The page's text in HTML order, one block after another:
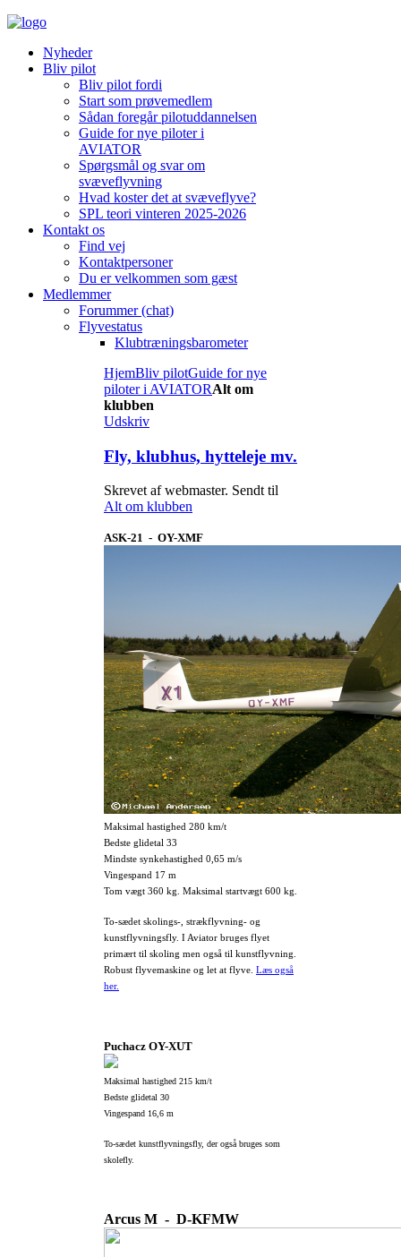
Nyheder
Bliv pilot
Bliv pilot fordi
Start som prøvemedlem
Sådan foregår pilotuddannelsen
Guide for nye piloter i
AVIATOR
Spørgsmål og svar om
svæveflyvning
Hvad koster det at svæveflyve?
SPL teori vinteren 2025-2026
Kontakt os
Find vej
Kontaktpersoner
Du er velkommen som gæst
Medlemmer
Forummer (chat)
Flyvestatus
Klubtræningsbarometer
HjemBliv pilotGuide for nye
piloter i AVIATORAlt om
klubben
Udskriv
Fly, klubhus, hytteleje mv.
Skrevet af webmaster. Sendt til
Alt om klubben
ASK-21 - OY-XMF
Maksimal hastighed 280 km/t
Bedste glidetal 33
Mindste synkehastighed 0,65 m/s
Vingespand 17 m
Tom vægt 360 kg. Maksimal startvægt 600 kg.
To-sædet skolings-, strækflyvning- og
kunstflyvningsfly. I Aviator bruges flyet
primært til skoling men også til kunstflyvning.
Robust flyvemaskine og let at flyve. Læs også
her.
Puchacz OY-XUT
Maksimal hastighed 215 km/t
Bedste glidetal 30
Vingespand 16,6 m
To-sædet kunstflyvningsfly, der også bruges som
skolefly.
Arcus M - D-KFMW